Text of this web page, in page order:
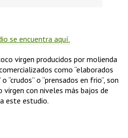
se encuentra aquí.
virgen producidos por molienda
como “elaborados
“crudos” o “prensados en frio”, son
virgen con niveles más bajos de
este estudio.